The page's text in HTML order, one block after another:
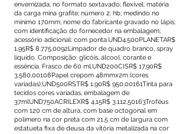
envernizada; no formato sextavado; flexível; matéria
da carga mina grafite; número 2: hb; medindo no
mínimo 170mm; nome do fabricante gravado no lápis;
com identificação do fornecedor na embalagem;
acessório adicional: com ponta.UND4.500PLANETAR$
1,95R$ 8.775,0092Limpador de quadro branco, spray
líquido. Composição: glicóis, álcool, corante e
essência. Frasco de 60 ml.UND200CISR$ 17,90R$
3.580,00108Papel crepom 48mmx2m (cores
variadas).UND500RSTR$ 1,90R$ 950,00161Tinta para
tecidos cores variadas, embalagem de
37mlUND750ACRILEXR$ 4,15R$ 3.112,50163Troféus
com 120 cm de altura, com base octogonal em
polímero na cor preta com 21,5 cm de largura com
estatueta fixa de deusa da vitória metalizada na cor